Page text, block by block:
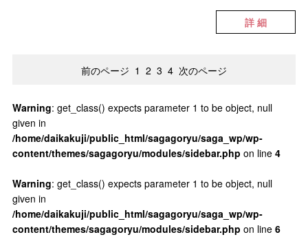
詳 細
前のページ 1 2 3 4 次のページ
Warning: get_class() expects parameter 1 to be object, null
given in
/home/daikakuji/public_html/sagagoryu/saga_wp/wp-
content/themes/sagagoryu/modules/sidebar.php on line 4
Warning: get_class() expects parameter 1 to be object, null
given in
/home/daikakuji/public_html/sagagoryu/saga_wp/wp-
content/themes/sagagoryu/modules/sidebar.php on line 6